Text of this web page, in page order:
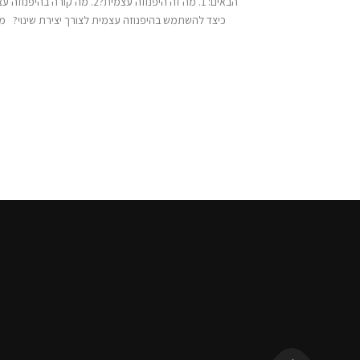
כיצד להשתמש בהיפנוזה עצמית לצורך יצירת